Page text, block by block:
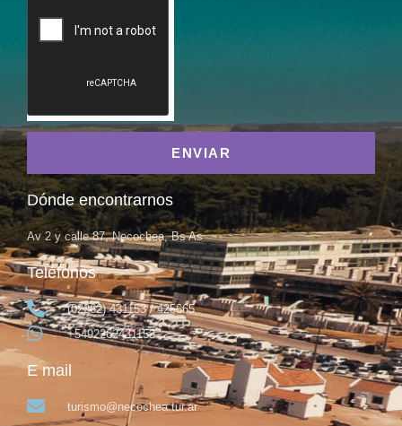
ENVIAR
Dónde encontrarnos
Av 2 y calle 87, Necochea, Bs As
Teléfonos
(02262) 431153 / 425665
+5492262431153
E mail
turismo@necochea.tur.ar